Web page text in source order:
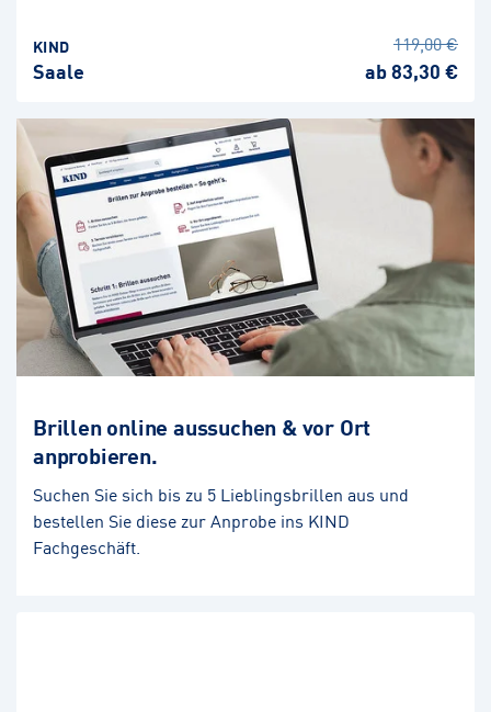
KIND
Saale
119,00 €
ab 83,30 €
Brillen online aussuchen & vor Ort
anprobieren.
Suchen Sie sich bis zu 5 Lieblingsbrillen aus und
bestellen Sie diese zur Anprobe ins KIND
Fachgeschäft.